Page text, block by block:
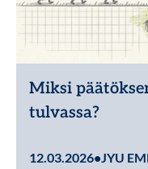
Miksi
tulvassa?
12.03.2026• JYU